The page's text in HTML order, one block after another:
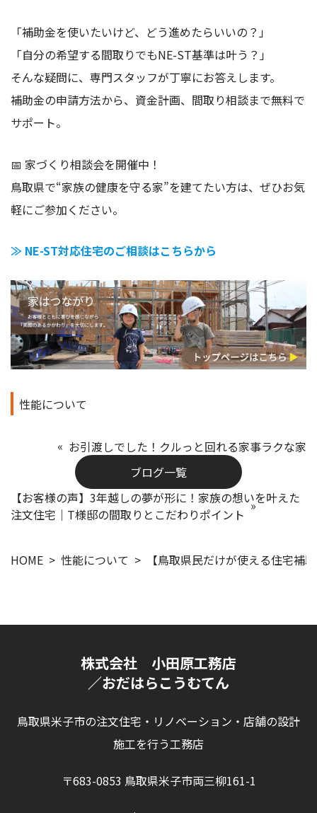
「補助金を使いたいけど、どう進めたらいいの？」
「自分の希望する間取りでもNE-ST基準は叶う？」
そんな疑問に、専門スタッフが丁寧にお答えします。
補助金の申請方法から、資金計画、間取り相談まで無料で
サポート。
📅 家づくり相談会を開催中！
鳥取県で“家族の健康を守る家”を建てたい方は、ぜひお気
軽にご参加ください。
≫ NE-ST対応住宅のご相談はこちらから
性能について
お引渡しでした！クルっと回れる家事ラクな家
ブログ一覧
【お客様の声】3年越しの夢が形に！家族の想いを叶えた
注文住宅｜T様邸の間取りとこだわりポイント
HOME 性能について 【鳥取県民だけが使える住宅補
株式会社 小田原工務店
／おだはらこうむてん
鳥取県米子市の注文住宅・リノベーション・店舗の設計
施工を行う工務店
〒683-0853 鳥取県米子市両三柳161-1